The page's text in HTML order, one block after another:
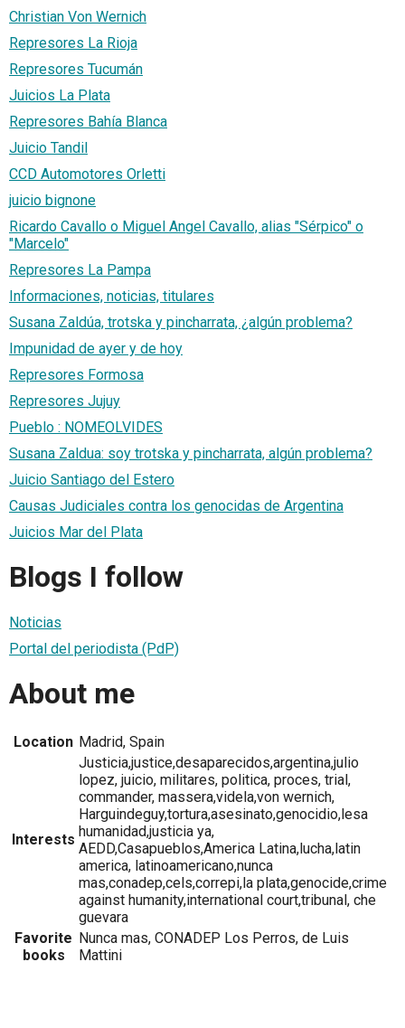
Christian Von Wernich
Represores La Rioja
Represores Tucumán
Juicios La Plata
Represores Bahía Blanca
Juicio Tandil
CCD Automotores Orletti
juicio bignone
Ricardo Cavallo o Miguel Angel Cavallo, alias "Sérpico" o
"Marcelo"
Represores La Pampa
Informaciones, noticias, titulares
Susana Zaldúa, trotska y pincharrata, ¿algún problema?
Impunidad de ayer y de hoy
Represores Formosa
Represores Jujuy
Pueblo : NOMEOLVIDES
Susana Zaldua: soy trotska y pincharrata, algún problema?
Juicio Santiago del Estero
Causas Judiciales contra los genocidas de Argentina
Juicios Mar del Plata
Blogs I follow
Noticias
Portal del periodista (PdP)
About me
Location Madrid, Spain
Interests
Justicia,justice,desaparecidos,argentina,julio
lopez, juicio, militares, politica, proces, trial,
commander, massera,videla,von wernich,
Harguindeguy,tortura,asesinato,genocidio,lesa
humanidad,justicia ya,
AEDD,Casapueblos,America Latina,lucha,latin
america, latinoamericano,nunca
mas,conadep,cels,correpi,la plata,genocide,crime
against humanity,international court,tribunal, che
guevara
Favorite
books
Nunca mas, CONADEP Los Perros, de Luis
Mattini